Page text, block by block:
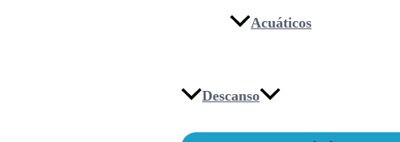
Acuáticos
Descanso